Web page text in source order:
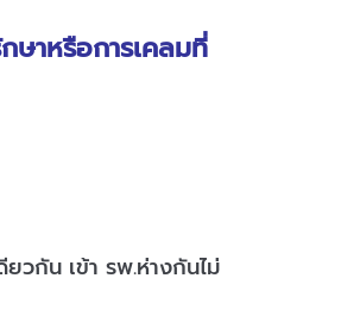
ษาหรือการเคลมที่
วกัน เข้า รพ.ห่างกันไม่